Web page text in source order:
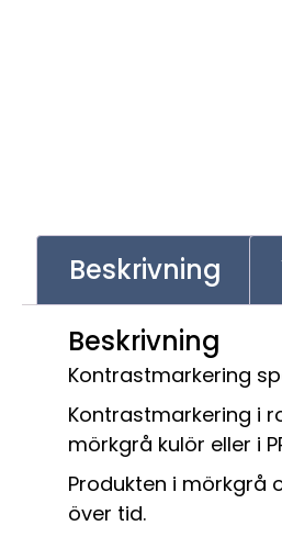
Beskrivning
Beskrivning
Kontrastmarkering
Kontrastmarkering i
mörkgrå kulör eller i
Produkten i mörkgrå
över tid.